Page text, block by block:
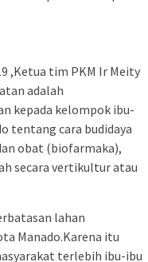
,Ketua tim PKM Ir Meity
adalah
kepada kelompok ibu-
tentang cara budidaya
obat (biofarmaka),
secara vertikultur atau
lahan
Manado.Karena itu
terlebih ibu-ibu